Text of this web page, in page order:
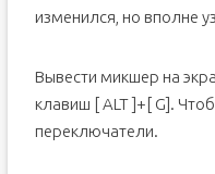
изменился, но вполне
Вывести микшер на
клавиш [ ALT ]+[ G].
переключатели.